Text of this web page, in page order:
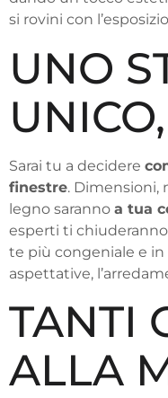
si rovini con
UNO
Sarai tu a decidere
finestre. Dimensioni,
legno saranno a tua
esperti ti
te più congeniale e
aspettative,
TANTI
ALLA